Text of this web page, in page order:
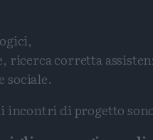
ricerca corretta
sociale.
incontri di progetto